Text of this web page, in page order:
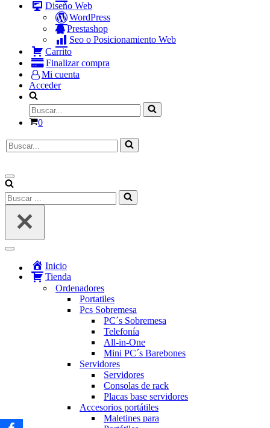
Diseño Web
WordPress
Prestashop
Seo o Posicionamiento Web
Carrito
Finalizar compra
Mi cuenta
Acceder
Buscar...
Carrito
0
Buscar...
Menú
de
navegación
Buscar...
Menú
navegaciónInicio
Tienda
Ordenadores
Portatiles
Pcs Sobremesa
PC´s Sobremesa
Telefonía
All-in-One
Mini PC´s Barebones
Servidores
Servidores
Consolas de rack
Placas base servidores
Accesorios portátiles
Maletines para